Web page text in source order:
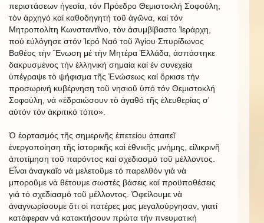
περιστάσεων ἡγεσία, τόν Πρόεδρο Θεμιστοκλή Σοφούλη,
τὸν ἀρχηγό καί καθοδηγητή τοῦ ἀγῶνα, καί τόν
Μητροπολίτη Κωνσταντῖνο, τὸν ἀσυμβίβαστο Ἱεράρχη,
πού εὐλόγησε στόν Ἱερό Ναό τοῦ Ἁγίου Σπυρίδωνος
Βαθέος τὴν Ἕνωση μέ τὴν Μητέρα Ἑλλάδα, ἀσπάστηκε
δακρυσμένος τήν ἑλληνική σημαία καί ἐν συνεχεία
ὑπέγραψε τὸ ψήφισμα τῆς Ἑνώσεως καί ὅρκισε τήν
προσωρινή κυβέρνηση τοῦ νησιοῦ ὑπό τόν Θεμιστοκλή
Σοφούλη, νά «ἐδραιώσουν τὸ ἀγαθό τῆς ἐλευθερίας σ'
αὐτόν τόν ἀκριτικό τόπο».
Ὁ ἑορτασμός τῆς σημερινῆς ἐπετείου ἀπαιτεῖ
ἐνεργοποίηση τῆς ἱστορικῆς καὶ ἐθνικῆς μνήμης, εἰλικρινῆ
ἀποτίμηση τοῦ παρόντος καί σχεδιασμό τοῦ μέλλοντος.
Εἶναι ἀναγκαῖο νά μελετοῦμε τό παρελθόν γιὰ νὰ
μποροῦμε νὰ θέτουμε σωστές βάσεις καί προϋποθέσεις
γιά τό σχεδιασμό τοῦ μέλλοντος. Ὀφείλουμε νὰ
ἀναγνωρίσουμε ὅτι οἱ πατέρες μας μεγαλούργησαν, γιατί
κατάφεραν νά κατακτήσουν πρώτα τήν πνευματική